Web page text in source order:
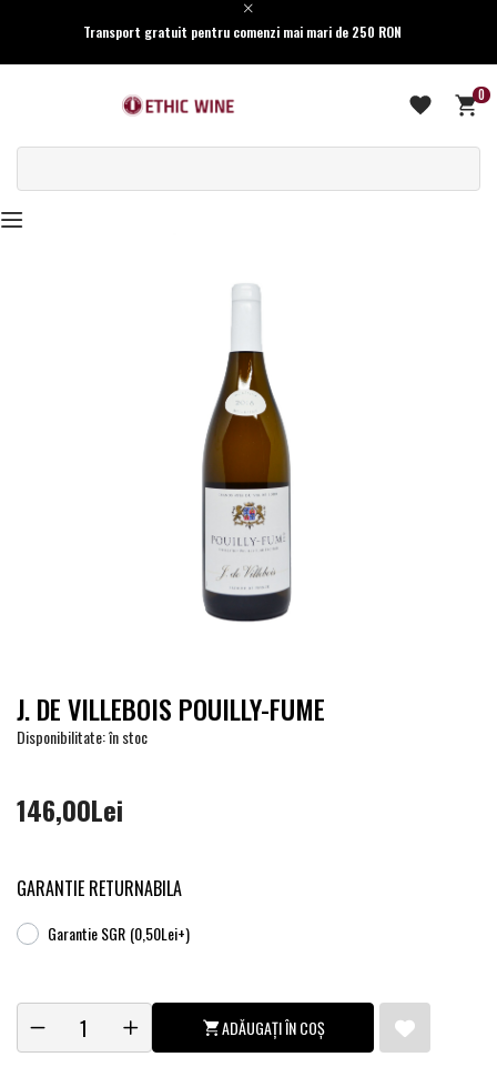
Transport gratuit pentru comenzi mai mari de 250 RON
0
J. DE VILLEBOIS POUILLY-FUME
Disponibilitate: în stoc
146,00Lei
GARANTIE RETURNABILA
Garantie SGR (0,50Lei+)
ADĂUGAȚI ÎN COȘ